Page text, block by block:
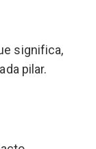
significa,
pilar.